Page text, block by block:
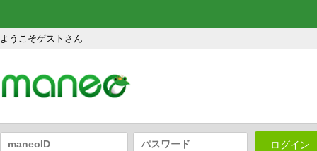
ようこそゲストさん
ログイン